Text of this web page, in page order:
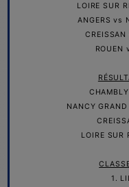
LOIRE SUR
ANGERS vs
ROUEN
NANCY
LOIRE SUR
1.